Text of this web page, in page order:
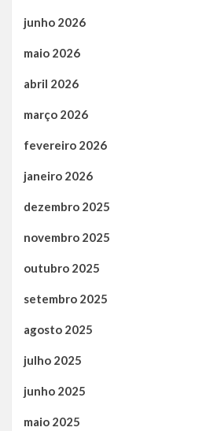
junho 2026
maio 2026
abril 2026
março 2026
fevereiro 2026
janeiro 2026
dezembro 2025
novembro 2025
outubro 2025
setembro 2025
agosto 2025
julho 2025
junho 2025
maio 2025